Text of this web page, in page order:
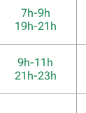
7h-9h
19h-21h
9h-11h
21h-23h